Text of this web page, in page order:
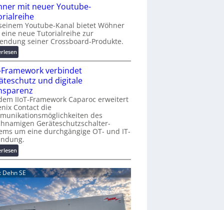
o
s
t
e
n
f
a
l
l
e
A
Z
ü
r
i
c
:
T
r
e
f
f
p
u
n
k
f
ü
r
p
mit neuer Youtube-
Youtube-Kanal bietet Wöhner
neue Tutorialreihe zur
seiner Crossboard-Produkte.
:
W
ö
h
n
e
r
m
i
t
n
e
u
e
r
Y
o
u
Framework verbindet
und digitale
IIoT-Framework Caparoc erweitert
Contact die
des
Geräteschutzschalter-
um eine durchgängige OT- und IT-
:
I
I
o
T
-
F
Dehn SE